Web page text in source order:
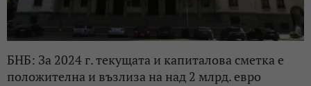
БНБ: За 2024 г. текущата и капиталова сметка е
положителна и възлиза на над 2 млрд. евро